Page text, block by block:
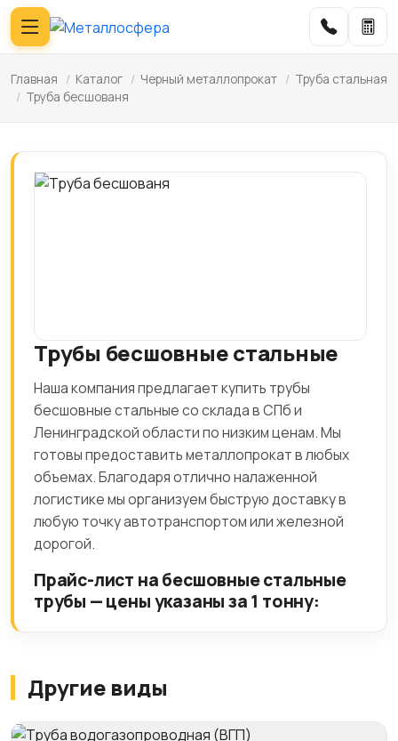
Главная / Каталог / Черный металлопрокат / Труба стальная
/ Труба бесшованя
Трубы бесшовные стальные
Наша компания предлагает купить трубы
бесшовные стальные со склада в СПб и
Ленинградской области по низким ценам. Мы
готовы предоставить металлопрокат в любых
объемах. Благодаря отлично налаженной
логистике мы организуем быструю доставку в
любую точку автотранспортом или железной
дорогой.
Прайс-лист на бесшовные стальные
трубы — цены указаны за 1 тонну:
Другие виды